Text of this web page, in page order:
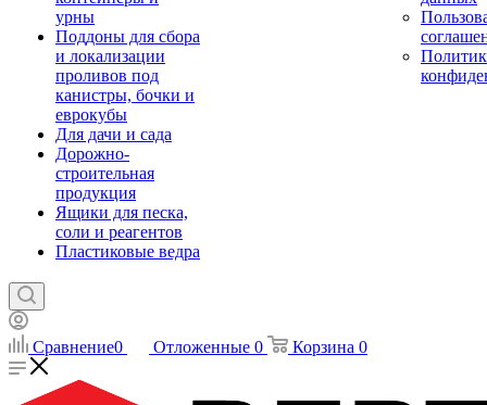
урны
Поддоны для сбора
и локализации
проливов под
канистры, бочки и
еврокубы
Для дачи и сада
Дорожно-
строительная
продукция
Ящики для песка,
соли и реагентов
Пластиковые ведра
Сравнение0 Отложенные 0 Корзина 0